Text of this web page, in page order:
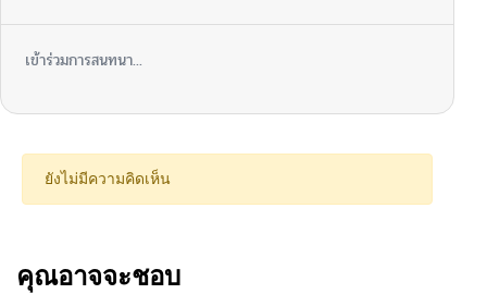
เข้าร่วมการสนทนา...
ยังไม่มีความคิดเห็น
คุณอาจจะชอบ